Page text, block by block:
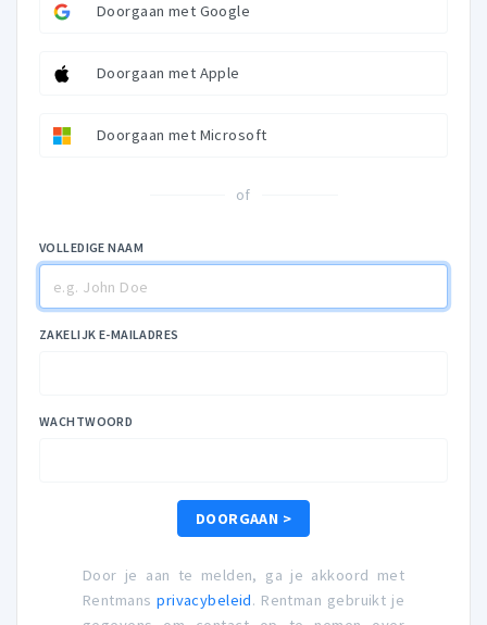
Doorgaan met Google
Doorgaan met Apple
Doorgaan met Microsoft
of
VOLLEDIGE NAAM
ZAKELIJK E-MAILADRES
WACHTWOORD
DOORGAAN >
Door je aan te melden, ga je akkoord met
Rentmansprivacybeleid. Rentman gebruikt je